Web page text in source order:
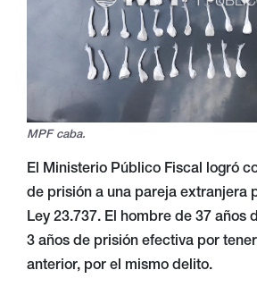
MPF caba.
El Ministerio Público Fiscal logró
de prisión a una pareja extranjera
Ley 23.737. El hombre de 37 años
3 años de prisión efectiva por
anterior, por el mismo delito.